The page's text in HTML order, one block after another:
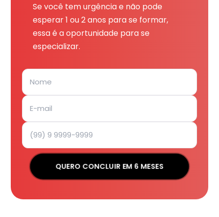
Se você tem urgência e não pode
esperar 1 ou 2 anos para se formar,
essa é a oportunidade para se
especializar.
QUERO CONCLUIR EM 6 MESES